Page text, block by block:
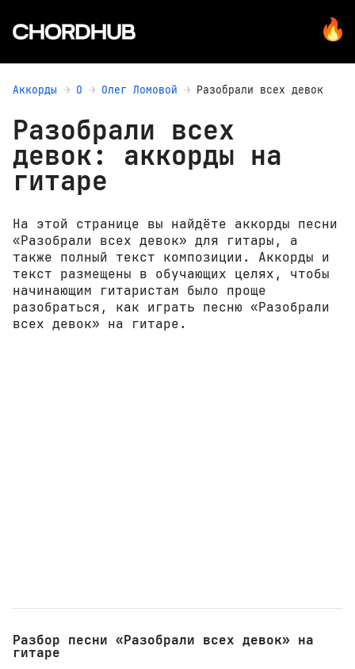
Аккорды О Олег Ломовой Разобрали всех девок
Разобрали всех
девок: аккорды на
гитаре
На этой странице вы найдёте аккорды песни
«Разобрали всех девок» для гитары, а
также полный текст композиции. Аккорды и
текст размещены в обучающих целях, чтобы
начинающим гитаристам было проще
разобраться, как играть песню «Разобрали
всех девок» на гитаре.
Разбор песни «Разобрали всех девок» на
гитаре